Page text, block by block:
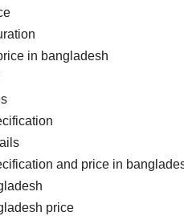
in bangladesh
and price in
price